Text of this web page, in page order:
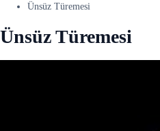
Ünsüz Türemesi
Ünsüz Türemesi